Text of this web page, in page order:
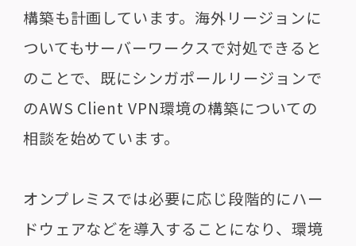
構築も計画しています。海外リージョンに
ついてもサーバーワークスで対処できると
のことで、既にシンガポールリージョンで
のAWS Client VPN環境の構築についての
相談を始めています。
オンプレミスでは必要に応じ段階的にハー
ドウェアなどを導入することになり、環境